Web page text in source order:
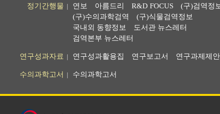
정기간행물 연보 아름드리 R&D FOCUS
(구)검역정
(구)수의과학검역
(구)식물검역정보
국내외 동향정보
도서관 뉴스레터
검역본부 뉴스레터
연구성과자료 연구성과활용집 연구보고서 연구과제제
수의과학고서 수의과학고서